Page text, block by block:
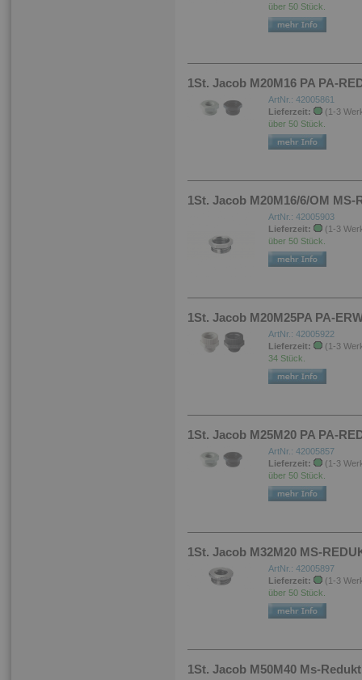
über 50 Stück.
1St. Jacob M20M16 PA PA-
ArtNr.: 42005861
Lieferzeit:
(1-3
über 50 Stück.
1St. Jacob M20M16/6/OM MS-
ArtNr.: 42005903
Lieferzeit:
(1-3
über 50 Stück.
1St. Jacob M20M25PA PA-
ArtNr.: 42005922
Lieferzeit:
(1-3
34 Stück.
1St. Jacob M25M20 PA PA-
ArtNr.: 42005857
Lieferzeit:
(1-3
über 50 Stück.
1St. Jacob M32M20 MS-
ArtNr.: 42005897
Lieferzeit:
(1-3
über 50 Stück.
1St. Jacob M50M40 Ms-